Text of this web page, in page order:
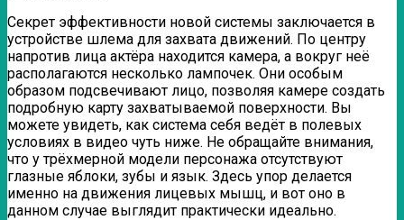
Секрет эффективности новой системы заключается в
устройстве шлема для захвата движений. По центру
напротив лица актёра находится камера, а вокруг неё
располагаются несколько лампочек. Они особым
образом подсвечивают лицо, позволяя камере создать
подробную карту захватываемой поверхности. Вы
можете увидеть, как система себя ведёт в полевых
условиях в видео чуть ниже. Не обращайте внимания,
что у трёхмерной модели персонажа отсутствуют
глазные яблоки, зубы и язык. Здесь упор делается
именно на движения лицевых мышц, и вот оно в
данном случае выглядит практически идеально.